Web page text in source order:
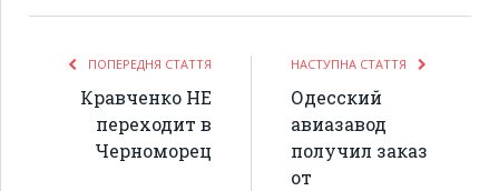
ПОПЕРЕДНЯ СТАТТЯ
Кравченко НЕ
переходит в
Черноморец
НАСТУПНА СТАТТЯ
Одесский
авиазавод
получил заказ
от